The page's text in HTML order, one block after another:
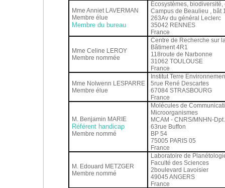
Mme Anniet LAVERMAN
Membre élue
Membre du bureau
Écosystèmes, biodiversité,
Campus de Beaulieu , bât
263Av du général Leclerc
35042 RENNES
France
Mme Celine LEROY
Membre nommée
Centre de Recherche sur
Bâtiment 4R1
118route de Narbonne
31062 TOULOUSE
France
Mme Nolwenn LESPARRE
Membre élue
Institut Terre
5rue René Descartes
67084 STRASBOURG
France
M. Benjamin MARIE
Référent handicap
Membre nommé
Molécules de
Microorganismes
MCAM - CNRS/MNHN-Dpt
63rue Buffon
BP 54
75005 PARIS 05
France
M. Edouard METZGER
Membre nommé
Laboratoire de
Faculté des Sciences
2boulevard Lavoisier
49045 ANGERS
France